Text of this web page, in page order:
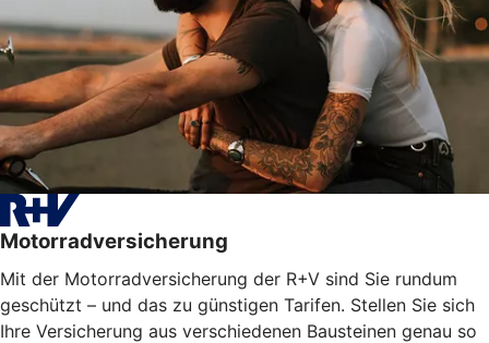
Motorradversicherung
Mit der Motorradversicherung der R+V sind Sie rundum
geschützt – und das zu günstigen Tarifen. Stellen Sie sich
Ihre Versicherung aus verschiedenen Bausteinen genau so